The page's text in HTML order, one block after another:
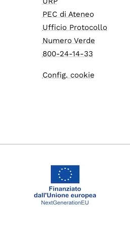
PEC di Ateneo
Ufficio Protocollo
Numero Verde
800-24-14-33
Config. cookie